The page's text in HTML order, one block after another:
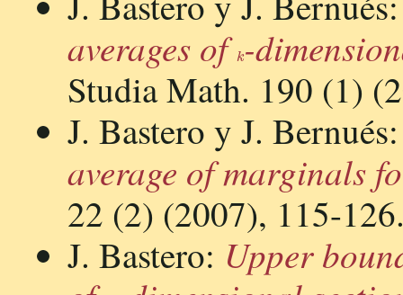
averages of -
Studia Math. 190 (1)
J. Bastero y J.
average of marginals
22 (2) (2007), 115-
J. Bastero: Upper